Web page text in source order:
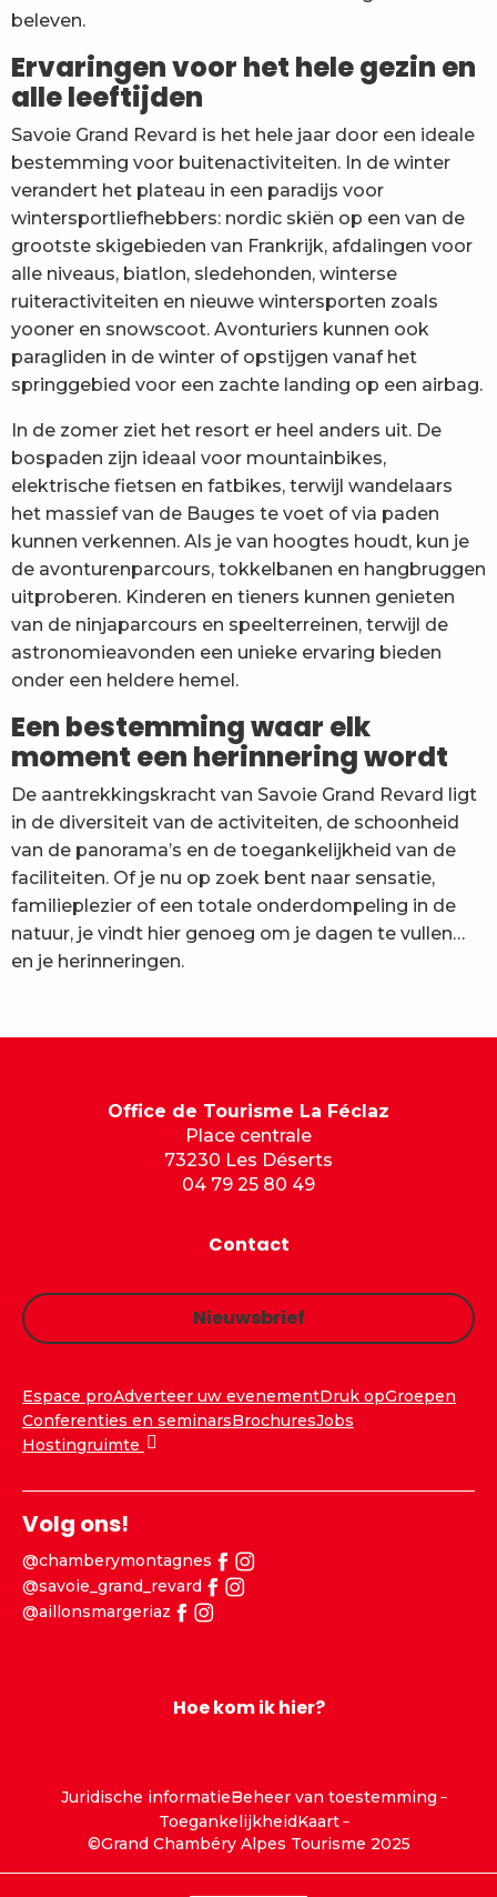
beleven.
Ervaringen voor het hele gezin en
alle leeftijden
Savoie Grand Revard is het hele jaar door een ideale
bestemming voor buitenactiviteiten. In de winter
verandert het plateau in een paradijs voor
wintersportliefhebbers: nordic skiën op een van de
grootste skigebieden van Frankrijk, afdalingen voor
alle niveaus, biatlon, sledehonden, winterse
ruiteractiviteiten en nieuwe wintersporten zoals
yooner en snowscoot. Avonturiers kunnen ook
paragliden in de winter of opstijgen vanaf het
springgebied voor een zachte landing op een airbag.
In de zomer ziet het resort er heel anders uit. De
bospaden zijn ideaal voor mountainbikes,
elektrische fietsen en fatbikes, terwijl wandelaars
het massief van de Bauges te voet of via paden
kunnen verkennen. Als je van hoogtes houdt, kun je
de avonturenparcours, tokkelbanen en hangbruggen
uitproberen. Kinderen en tieners kunnen genieten
van de ninjaparcours en speelterreinen, terwijl de
astronomieavonden een unieke ervaring bieden
onder een heldere hemel.
Een bestemming waar elk
moment een herinnering wordt
De aantrekkingskracht van Savoie Grand Revard ligt
in de diversiteit van de activiteiten, de schoonheid
van de panorama’s en de toegankelijkheid van de
faciliteiten. Of je nu op zoek bent naar sensatie,
familieplezier of een totale onderdompeling in de
natuur, je vindt hier genoeg om je dagen te vullen…
en je herinneringen.
Office de Tourisme La Féclaz
Place centrale
73230 Les Déserts
04 79 25 80 49
Contact
Nieuwsbrief
Espace proAdverteer uw evenementDruk opGroepen
Conferenties en seminarsBrochuresJobs
Hostingruimte
Volg ons!
@chamberymontagnes
@savoie_grand_revard
@aillonsmargeriaz
Hoe kom ik hier?
Juridische informatieBeheer van toestemming
ToegankelijkheidKaart
©Grand Chambéry Alpes Tourisme 2025